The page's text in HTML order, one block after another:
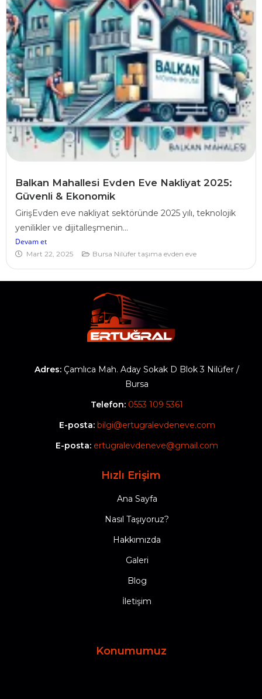
Balkan Mahallesi Evden Eve Nakliyat 2025:
Güvenli & Ekonomik
GirişEvden eve nakliyat sektöründe 2025 yılı, teknolojik
yenilikler ve dijitalleşmenin...
Devam et
Mart 22, 2025 Bursa Nilüfer taşıma evden eve
Adres: Çamlıca Mah. Aday Sokak D Blok 3 Nilüfer /
Bursa
Telefon: 0553 109 5361
E-posta: bilgi@ertugralevdeneve.com
E-posta: ertugralevdeneve@gmail.com
Hızlı Erişim
Ana Sayfa
Nasıl Taşıyoruz?
Hakkımızda
Galeri
Blog
İletişim
Konumumuz